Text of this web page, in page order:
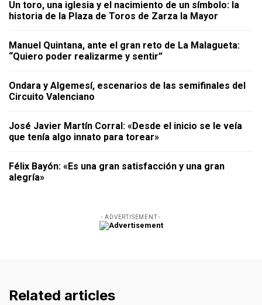
Un toro, una iglesia y el nacimiento de un símbolo: la
historia de la Plaza de Toros de Zarza la Mayor
Manuel Quintana, ante el gran reto de La Malagueta:
“Quiero poder realizarme y sentir”
Ondara y Algemesí, escenarios de las semifinales del
Circuito Valenciano
José Javier Martín Corral: «Desde el inicio se le veía
que tenía algo innato para torear»
Félix Bayón: «Es una gran satisfacción y una gran
alegría»
- ADVERTISEMENT -
Related articles